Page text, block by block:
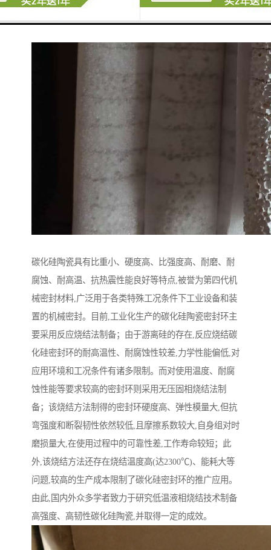
碳化硅陶瓷具有比重小、硬度高、比强度高、耐磨、耐
腐蚀、耐高温、抗热震性能良好等特点,被誉为第四代机
械密封材料,广泛用于各类特殊工况条件下工业设备和装
置的机械密封。目前,工业化生产的碳化硅陶瓷密封环主
要采用反应烧结法制备；由于游离硅的存在,反应烧结碳
化硅密封环的耐高温性、耐腐蚀性较差,力学性能偏低,对
应用环境和工况条件有诸多限制。而对使用温度、耐腐
蚀性能等要求较高的密封环则采用无压固相烧结法制
备；该烧结方法制得的密封环硬度高、弹性模量大,但抗
弯强度和断裂韧性依然较低,且摩擦系数较大,自身组对时
磨损量大,在使用过程中的可靠性差,工作寿命较短；此
外,该烧结方法还存在烧结温度高(达2300℃)、能耗大等
问题,较高的生产成本限制了碳化硅密封环的推广应用。
由此,国内外众多学者致力于研究低温液相烧结技术制备
高强度、高韧性碳化硅陶瓷,并取得一定的成效。